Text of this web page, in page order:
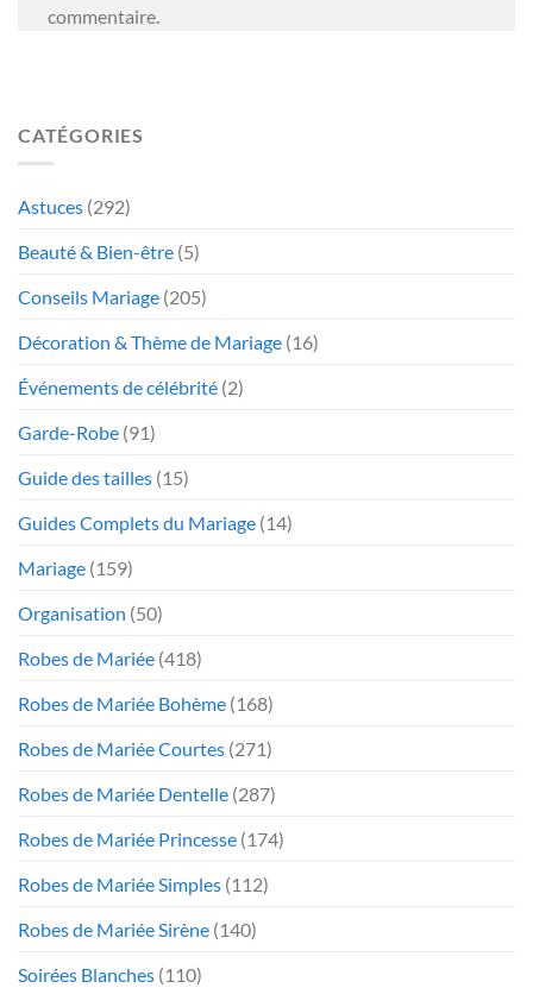
commentaire.
CATÉGORIES
Astuces (292)
Beauté & Bien-être (5)
Conseils Mariage (205)
Décoration & Thème de Mariage (16)
Événements de célébrité (2)
Garde-Robe (91)
Guide des tailles (15)
Guides Complets du Mariage (14)
Mariage (159)
Organisation (50)
Robes de Mariée (418)
Robes de Mariée Bohème (168)
Robes de Mariée Courtes (271)
Robes de Mariée Dentelle (287)
Robes de Mariée Princesse (174)
Robes de Mariée Simples (112)
Robes de Mariée Sirène (140)
Soirées Blanches (110)